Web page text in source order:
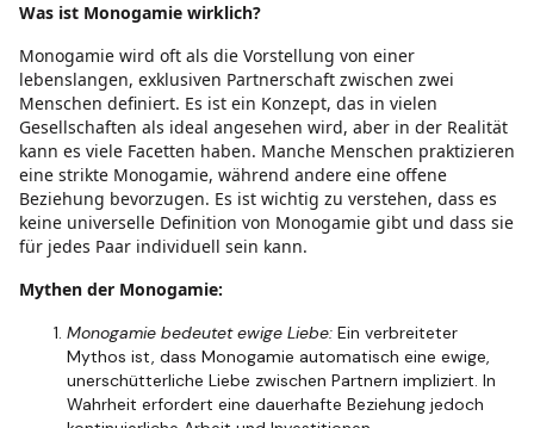
Was ist Monogamie wirklich?
Monogamie wird oft als die Vorstellung von einer
lebenslangen, exklusiven Partnerschaft zwischen zwei
Menschen definiert. Es ist ein Konzept, das in vielen
Gesellschaften als ideal angesehen wird, aber in der Realität
kann es viele Facetten haben. Manche Menschen praktizieren
eine strikte Monogamie, während andere eine offene
Beziehung bevorzugen. Es ist wichtig zu verstehen, dass es
keine universelle Definition von Monogamie gibt und dass sie
für jedes Paar individuell sein kann.
Mythen der Monogamie:
Monogamie bedeutet ewige Liebe: Ein verbreiteter
Mythos ist, dass Monogamie automatisch eine ewige,
unerschütterliche Liebe zwischen Partnern impliziert. In
Wahrheit erfordert eine dauerhafte Beziehung jedoch